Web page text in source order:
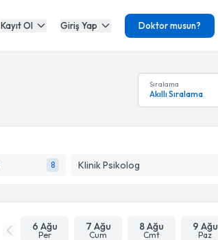
Kayıt Ol Giriş Yap Doktor musun?
Sıralama
Akıllı Sıralama
8 Klinik Psikolog
6 Ağu
Per
7 Ağu
Cum
8 Ağu
Cmt
9 Ağu
Paz